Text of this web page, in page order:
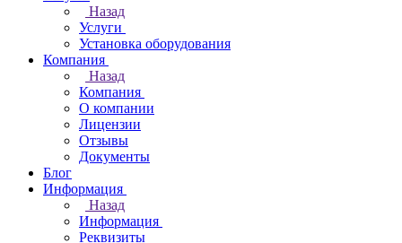
Назад
Услуги
Установка оборудования
Компания
Назад
Компания
О компании
Лицензии
Отзывы
Документы
Блог
Информация
Назад
Информация
Реквизиты